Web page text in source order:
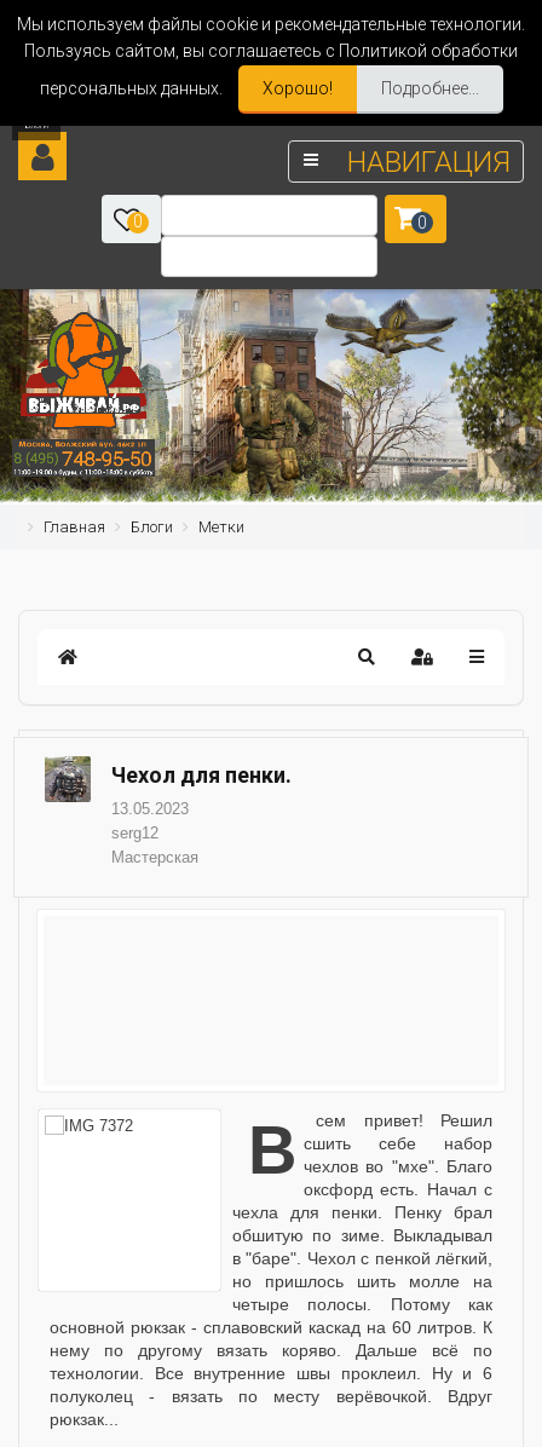
Мы используем файлы cookie и рекомендательные технологии.
Пользуясь сайтом, вы соглашаетесь с Политикой обработки
персональных данных.
Хорошо! Подробнее...
НАВИГАЦИЯ
0 0
Главная Блоги Метки
Чехол для пенки.
13.05.2023
serg12
Мастерская
Всем привет! Решил сшить себе набор
чехлов во "мхе". Благо
оксфорд есть. Начал с
чехла для пенки. Пенку брал
обшитую по зиме. Выкладывал
в "баре". Чехол с пенкой лёгкий,
но пришлось шить молле на
четыре полосы. Потому как
основной рюкзак - сплавовский каскад на 60 литров. К
нему по другому вязать коряво. Дальше всё по
технологии. Все внутренние швы проклеил. Ну и 6
полуколец - вязать по месту верёвочкой. Вдруг
рюкзак...